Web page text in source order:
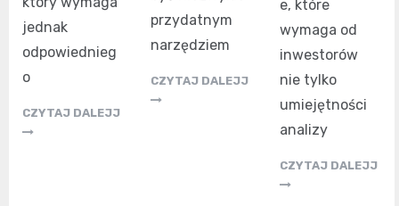
jednak
odpowiednieg
o
CZYTAJ DALEJJ
przydatnym
narzędziem
CZYTAJ DALEJJ
e, które
wymaga od
inwestorów
nie tylko
umiejętności
analizy
CZYTAJ DALEJJ